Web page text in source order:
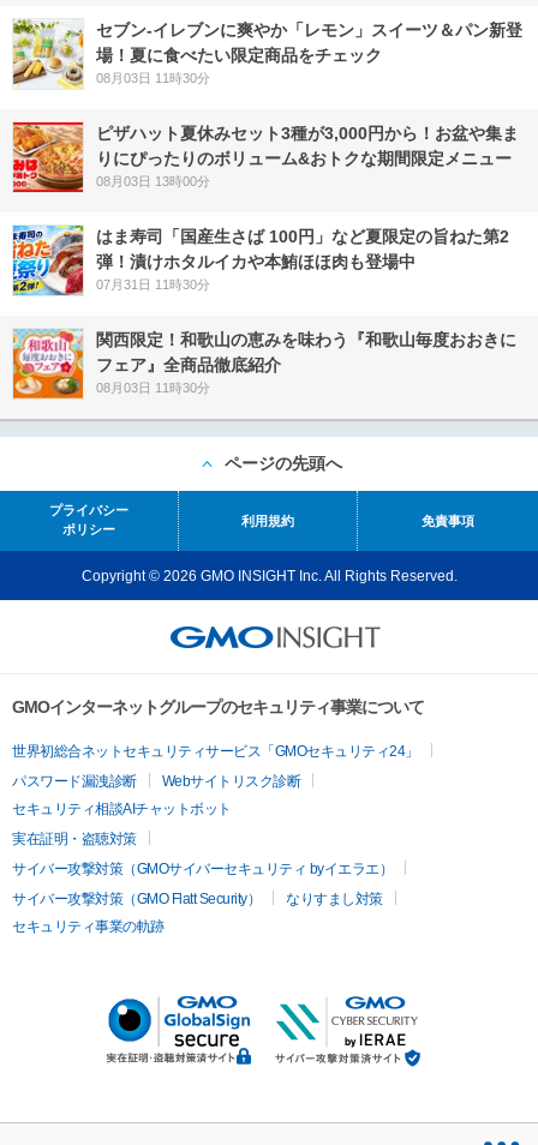
セブン‐イレブンに爽やか「レモン」スイーツ＆パン新登
場！夏に食べたい限定商品をチェック
08月03日 11時30分
ピザハット夏休みセット3種が3,000円から！お盆や集ま
りにぴったりのボリューム&おトクな期間限定メニュー
08月03日 13時00分
はま寿司「国産生さば 100円」など夏限定の旨ねた第2
弾！漬けホタルイカや本鮪ほほ肉も登場中
07月31日 11時30分
関西限定！和歌山の恵みを味わう『和歌山毎度おおきに
フェア』全商品徹底紹介
08月03日 11時30分
ページの先頭へ
プライバシー
ポリシー
利用規約 免責事項
Copyright © 2026 GMO INSIGHT Inc. All Rights Reserved.
GMOインターネットグループのセキュリティ事業について
世界初総合ネットセキュリティサービス「GMOセキュリティ24」
パスワード漏洩診断
Webサイトリスク診断
セキュリティ相談AIチャットボット
実在証明・盗聴対策
サイバー攻撃対策（GMOサイバーセキュリティ byイエラエ）
サイバー攻撃対策（GMO Flatt Security）
なりすまし対策
セキュリティ事業の軌跡